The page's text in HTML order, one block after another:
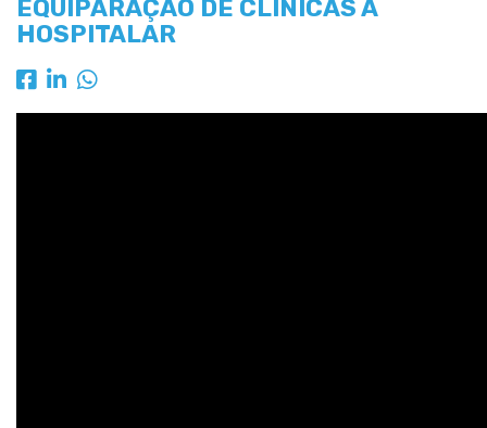
EQUIPARAÇÃO DE CLÍNICAS A
HOSPITALAR